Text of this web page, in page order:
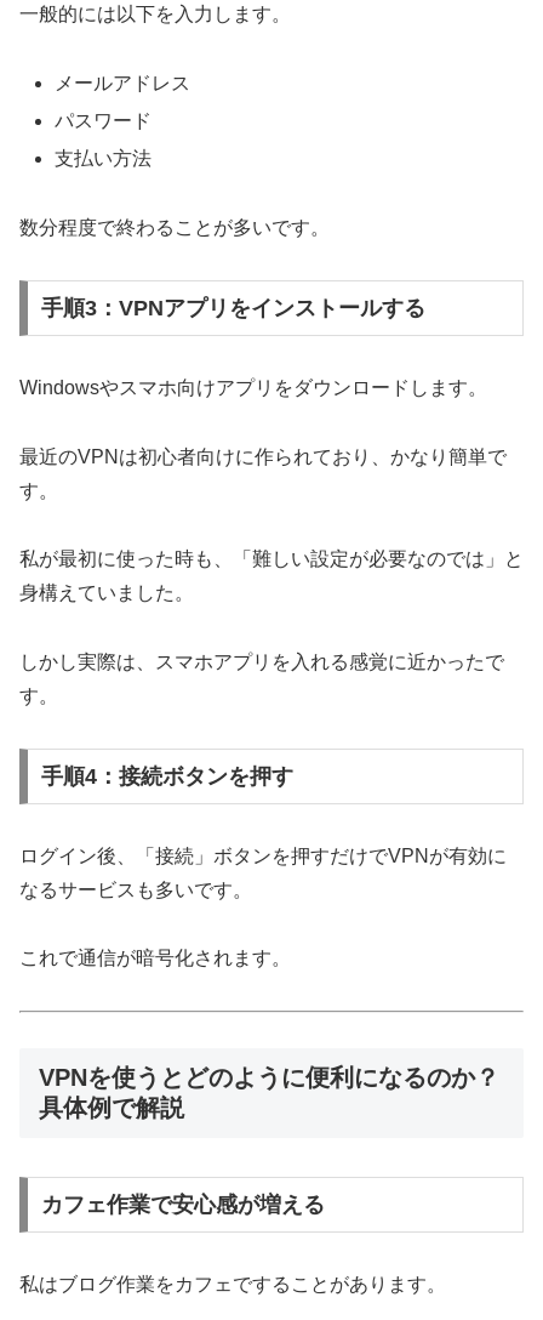
一般的には以下を入力します。
メールアドレス
パスワード
支払い方法
数分程度で終わることが多いです。
手順3：VPNアプリをインストールする
Windowsやスマホ向けアプリをダウンロードします。
最近のVPNは初心者向けに作られており、かなり簡単で
す。
私が最初に使った時も、「難しい設定が必要なのでは」と
身構えていました。
しかし実際は、スマホアプリを入れる感覚に近かったで
す。
手順4：接続ボタンを押す
ログイン後、「接続」ボタンを押すだけでVPNが有効に
なるサービスも多いです。
これで通信が暗号化されます。
VPNを使うとどのように便利になるのか？
具体例で解説
カフェ作業で安心感が増える
私はブログ作業をカフェですることがあります。